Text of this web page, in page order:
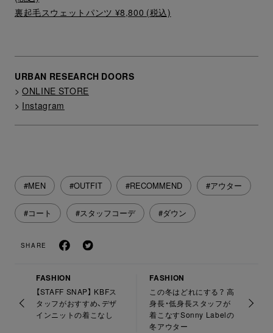
裏起毛スウェットパンツ ¥8,800 (税込)
URBAN RESEARCH DOORS
>ONLINE STORE
> Instagram
#MEN #OUTFIT #RECOMMEND #アウター
#コート #スタッフコーデ #ダウン
SHARE
FASHION
【STAFF SNAP】 KBFス
タッフがおすすめ、デザ
インニットの着こなし
FASHION
この冬はどれにする？ 高
身長・低身長スタッフが
着こなすSonny Labelの
冬アウター